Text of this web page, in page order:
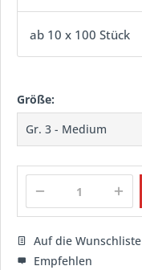
ab 10 x 100 Stück
Größe:
Auf die Wunschliste
Empfehlen